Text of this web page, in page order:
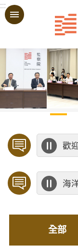
跳到主要內容區塊
:::
全部